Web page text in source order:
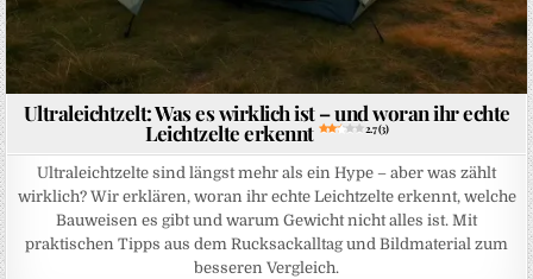
Ultraleichtzelt: Was es wirklich ist – und woran ihr echte
Leichtzelte erkennt 2.7 (3)
Ultraleichtzelte sind längst mehr als ein Hype – aber was zählt
wirklich? Wir erklären, woran ihr echte Leichtzelte erkennt, welche
Bauweisen es gibt und warum Gewicht nicht alles ist. Mit
praktischen Tipps aus dem Rucksackalltag und Bildmaterial zum
besseren Vergleich.